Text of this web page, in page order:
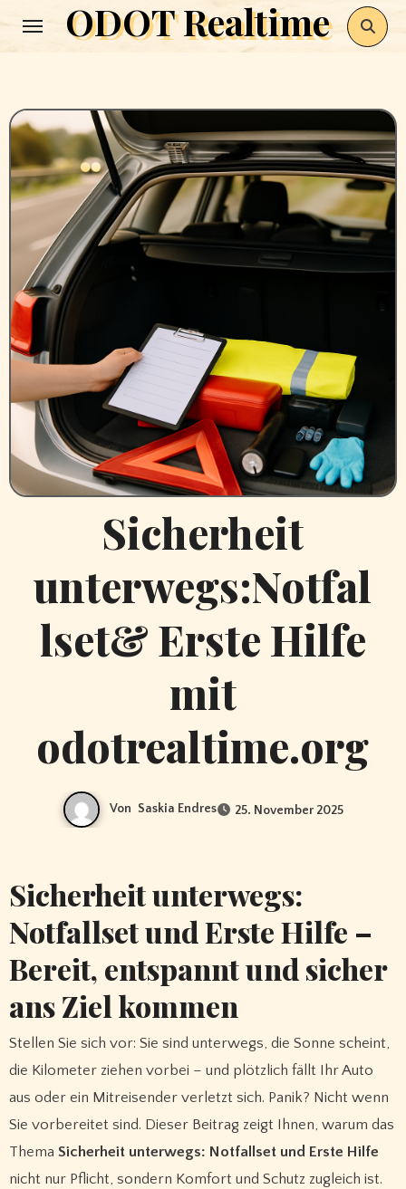
Inhalt
ODOT Realtime
Sicherheit
unterwegs:Notfal
lset& Erste Hilfe
mit
odotrealtime.org
Von Saskia Endres 25. November 2025
Sicherheit unterwegs:
Notfallset und Erste Hilfe –
Bereit, entspannt und sicher
ans Ziel kommen
Stellen Sie sich vor: Sie sind unterwegs, die Sonne scheint,
die Kilometer ziehen vorbei – und plötzlich fällt Ihr Auto
aus oder ein Mitreisender verletzt sich. Panik? Nicht wenn
Sie vorbereitet sind. Dieser Beitrag zeigt Ihnen, warum das
Thema Sicherheit unterwegs: Notfallset und Erste Hilfe
nicht nur Pflicht, sondern Komfort und Schutz zugleich ist.